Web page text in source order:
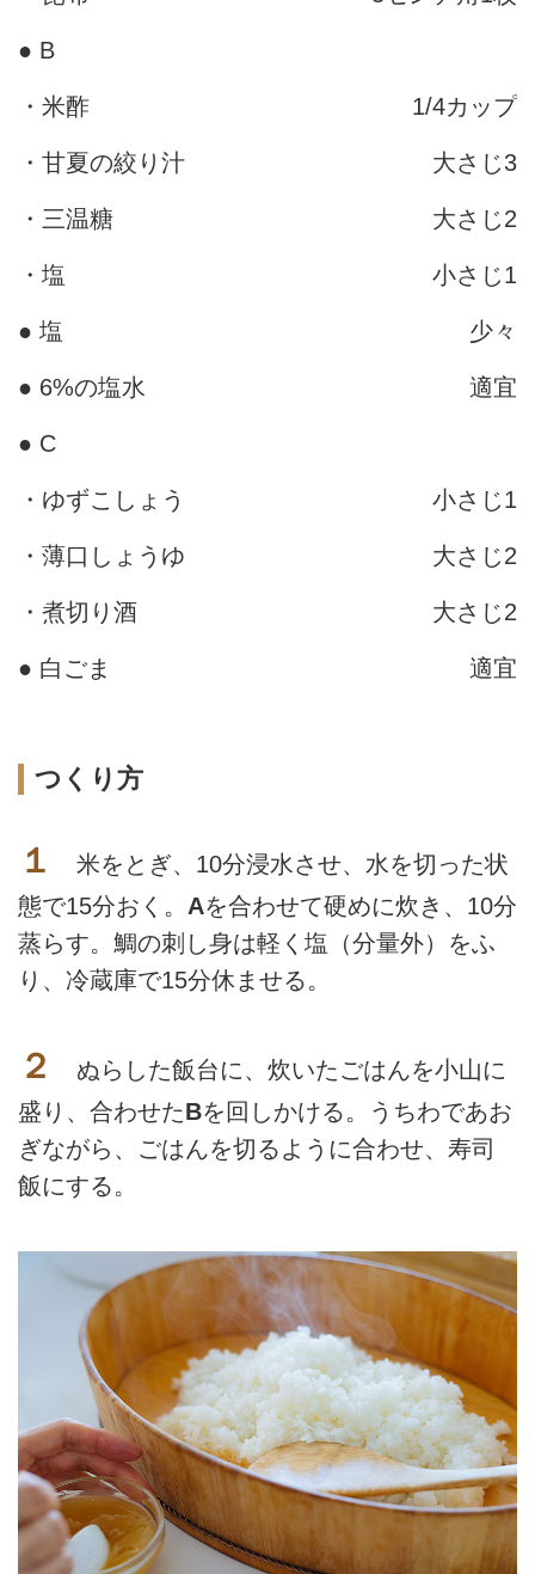
● B
・米酢 1/4カップ
・甘夏の絞り汁 大さじ3
・三温糖 大さじ2
・塩 小さじ1
● 塩 少々
● 6%の塩水 適宜
● C
・ゆずこしょう 小さじ1
・薄口しょうゆ 大さじ2
・煮切り酒 大さじ2
● 白ごま 適宜
つくり方
１
米をとぎ、10分浸水させ、水を切った状
態で15分おく。 Aを合わせて硬めに炊き、10分
蒸らす。鯛の刺し身は軽く塩（分量外）をふ
り、冷蔵庫で15分休ませる。
２
ぬらした飯台に、炊いたごはんを小山に
盛り、合わせたBを回しかける。うちわであお
ぎながら、ごはんを切るように合わせ、寿司
飯にする。